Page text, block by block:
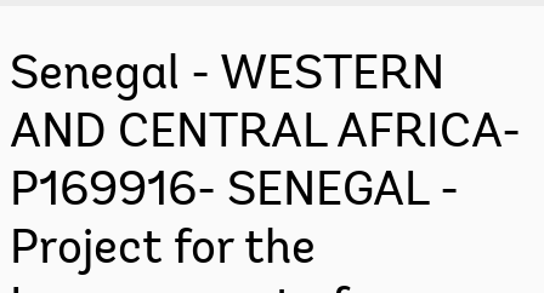
Senegal - WESTERN
AND CENTRAL AFRICA-
P169916- SENEGAL -
Project for the